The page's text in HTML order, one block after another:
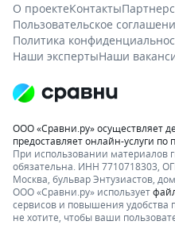
О проектеКонтакты
Пользовательское
Политика
Наши экспертыНаши
ООО «Сравни.ру» осуществляет
предоставляет онлайн-услуги по
При использовании материалов
обязательна. ИНН 7710718303,
Москва, бульвар Энтузиастов,
ООО «Сравни.ру» использует
сервисов и повышения удобства
не хотите, чтобы ваши